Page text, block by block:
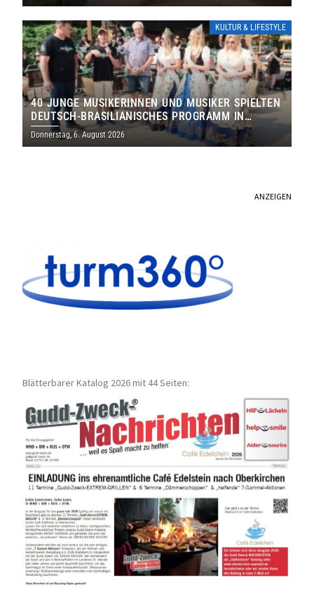
KULTUR & LIFESTYLE
40 JUNGE MUSIKERINNEN UND MUSIKER SPIELTEN
DEUTSCH-BRASILIANISCHES PROGRAMM IN
THOLEY
Donnerstag, 6. August 2026
ANZEIGEN
Blätterbarer Katalog 2026 mit 44 Seiten: